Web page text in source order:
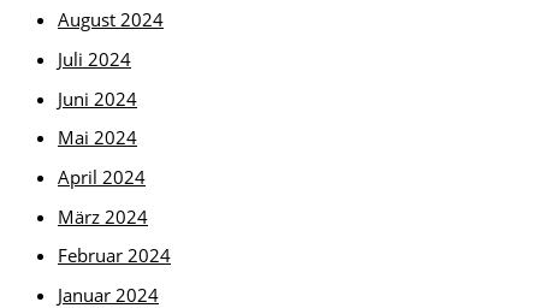
August 2024
Juli 2024
Juni 2024
Mai 2024
April 2024
März 2024
Februar 2024
Januar 2024